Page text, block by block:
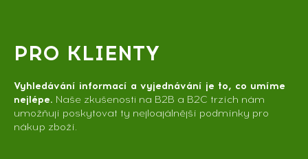
PRO KLIENTY
Vyhledávání informací a vyjednávání je to, co umíme
nejlépe. Naše zkušenosti na B2B a B2C trzích nám
umožňují poskytovat ty nejloajálnější podmínky pro
nákup zboží.